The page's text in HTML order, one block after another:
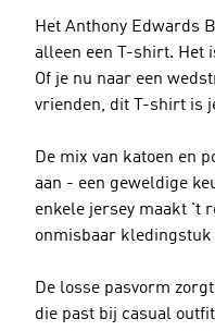
Het Anthony Edwards
alleen een T-shirt. Het
Of je nu naar een
vrienden, dit T-shirt is
De mix van katoen en
aan - een geweldige
enkele jersey maakt 't
onmisbaar
De losse pasvorm
die past bij casual